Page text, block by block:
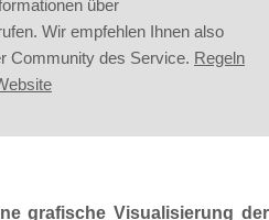
über
Wir empfehlen Ihnen also
Community des Service. Regeln
grafische Visualisierung der